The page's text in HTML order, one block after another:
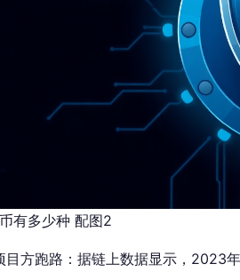
有多少种 配图2
目方跑路：据链上数据显示，2023